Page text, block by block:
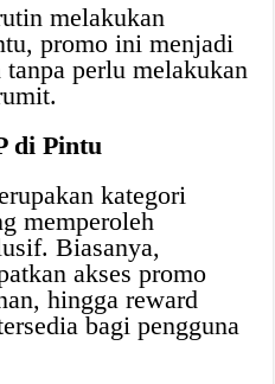
melakukan
promo ini menjadi
perlu melakukan
di Pintu
kategori
memperoleh
Biasanya,
akses promo
hingga reward
bagi pengguna